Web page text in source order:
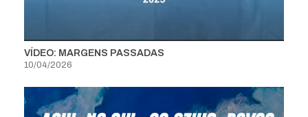
VÍDEO: MARGENS PASSADAS
10/04/2026